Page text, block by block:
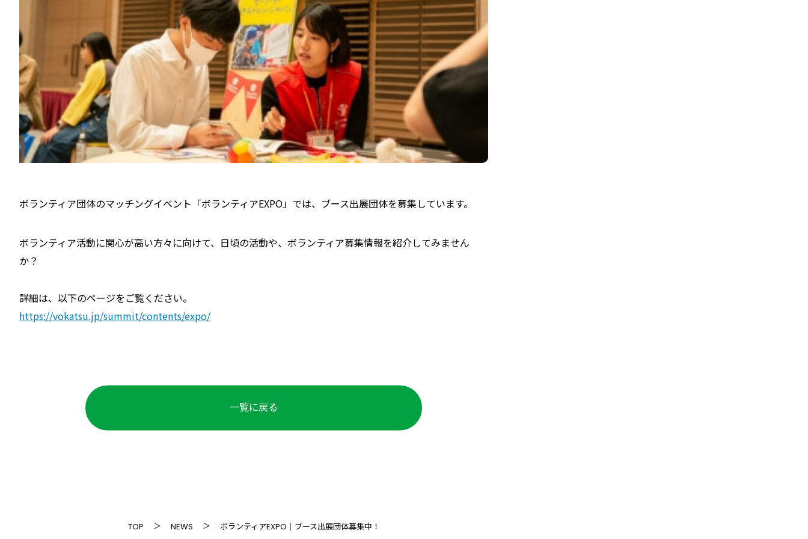
ボランティア団体のマッチングイベント「ボランティアEXPO」では、ブース出展団体を募集しています。
ボランティア活動に関心が高い方々に向けて、日頃の活動や、ボランティア募集情報を紹介してみません
か？
詳細は、以下のページをご覧ください。
https://vokatsu.jp/summit/contents/expo/
一覧に戻る
TOP NEWS ボランティアEXPO｜ブース出展団体募集中！